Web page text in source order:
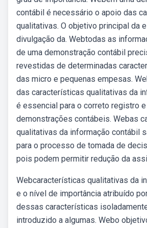
contábil é necessário o apoio das
qualitativas. O objetivo principal da
divulgação da. Webtodas as
de uma demonstração contábil
revestidas de determinadas
das micro e pequenas empesas.
das características qualitativas da
é essencial para o correto registro
demonstrações contábeis. Webas
qualitativas da informação contábil
para o processo de tomada de
pois podem permitir redução da
Webcaracterísticas qualitativas da
e o nível de importância atribuído
dessas características
introduzido a algumas. Webo